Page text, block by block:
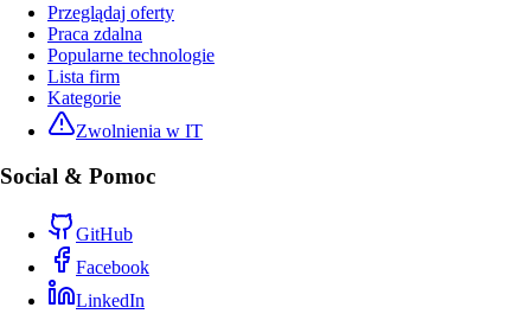
Przeglądaj oferty
Praca zdalna
Popularne technologie
Lista firm
Kategorie
Zwolnienia w IT
Social & Pomoc
GitHub
Facebook
LinkedIn